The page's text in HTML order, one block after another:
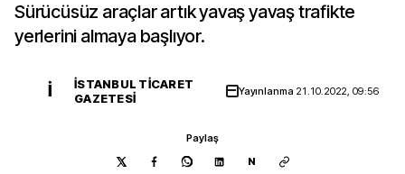
Sürücüsüz araçlar artık yavaş yavaş trafikte
yerlerini almaya başlıyor.
İ
İSTANBUL TICARET
GAZETESI
Yayınlanma 21.10.2022, 09:56
Paylaş
N